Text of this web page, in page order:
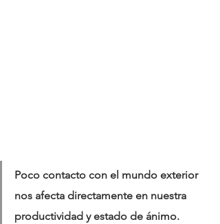
Poco contacto con el mundo exterior
nos afecta directamente en nuestra
productividad y estado de ánimo.